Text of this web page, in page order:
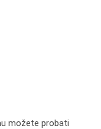
možete probati